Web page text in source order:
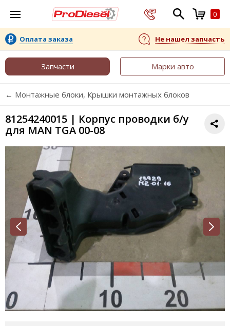
0
Оплата заказа Не нашел запчасть
Запчасти Марки авто
← Монтажные блоки, Крышки монтажных блоков
81254240015 | Корпус проводки б/у
для MAN TGA 00-08